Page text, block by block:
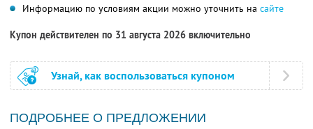
Информацию по условиям акции можно уточнить на сайте
Купон действителен по 31 августа 2026 включительно
Узнай, как воспользоваться купоном
ПОДРОБНЕЕ О ПРЕДЛОЖЕНИИ